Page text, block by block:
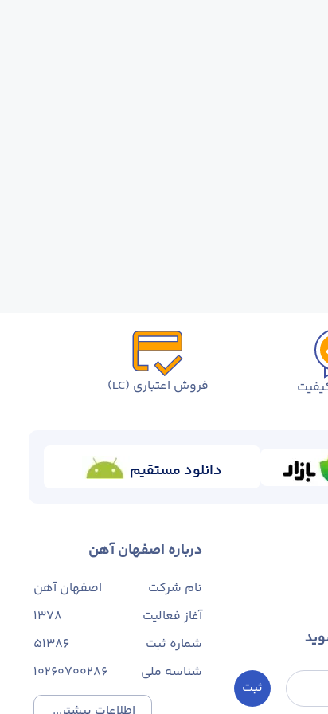
فروش اعتباری (LC)
دانلود مستقیم
ثبت
درباره اصفهان آهن
نام شرکت
اصفهان آهن
آغاز فعالیت
1378
شماره ثبت
۵۱۳۸۶
شناسه ملی
10260700286